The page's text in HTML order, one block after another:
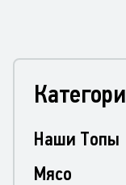
Наши Топы
Мясо